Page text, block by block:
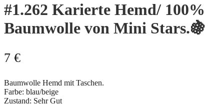
#1.262 Karierte Hemd/ 100%
Baumwolle von Mini Stars.🍇
7 €
Baumwolle Hemd mit Taschen.
Farbe: blau/beige
Zustand: Sehr Gut